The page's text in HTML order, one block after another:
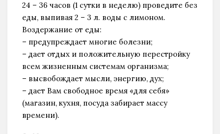
24 – 36 часов (1 сутки в неделю) проведите без
еды, выпивая 2 – 3 л. воды с лимоном.
Воздержание от еды:
– предупреждает многие болезни;
– дает отдых и положительную перестройку
всем жизненным системам организма;
– высвобождает мысли, энергию, дух;
– дает Вам свободное время «для себя»
(магазин, кухня, посуда забирает массу
времени).